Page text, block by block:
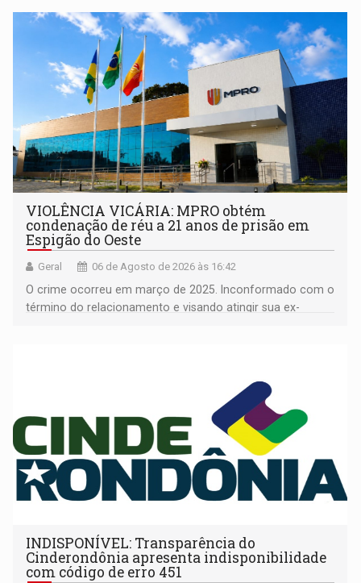
comunidade
VIOLÊNCIA VICÁRIA: MPRO obtém
condenação de réu a 21 anos de prisão em
Espigão do Oeste
Geral 06 de Agosto de 2026 às 16:42
O crime ocorreu em março de 2025. Inconformado com o
término do relacionamento e visando atingir sua ex-
INDISPONÍVEL: Transparência do
Cinderondônia apresenta indisponibilidade
com código de erro 451